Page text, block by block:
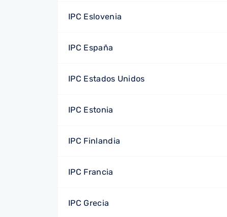
IPC Eslovenia
IPC España
IPC Estados Unidos
IPC Estonia
IPC Finlandia
IPC Francia
IPC Grecia